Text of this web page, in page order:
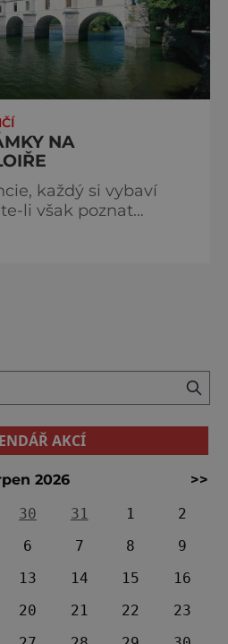
NA
každý si vybaví
li však poznat
století zpátky, vydejte
vodního mlýna a
AKCÍ
2026
>>
30 31 1
2
6 7 8
9
13 14 15
16
20 21 22
23